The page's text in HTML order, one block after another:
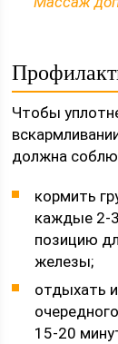
Чтобы
должна
кормить
каждые 2-
позицию
железы;
отдыхать
15-20